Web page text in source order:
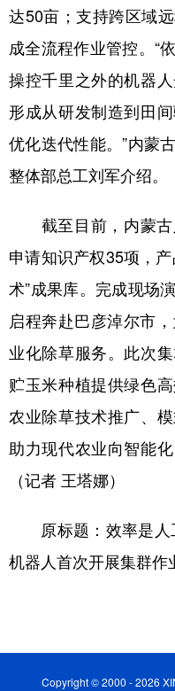
陕西 甘肃
新疆 内蒙古
多语种频道
English Español
Deutsch
达50亩；支持跨区域
成全流程作业管控。“
操控千里之外的机器
形成从研发制造到田
优化迭代性能。”内蒙
整体部总工刘军介绍。
截至目前，内蒙古
申请知识产权35项，
术”成果库。完成现场
启程奔赴巴彦淖尔市
业化除草服务。此次
贮玉米种植提供绿色
农业除草技术推广、
助力现代农业向智能
（记者 王塔娜）
原标题：效率是人
机器人首次开展集群作
Copyright © 2000 - 2026